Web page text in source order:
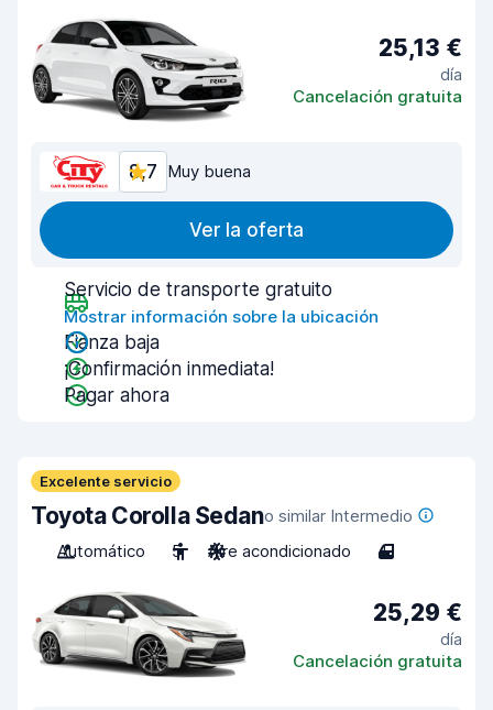
25,13 €
día
Cancelación gratuita
8,7 Muy buena
Ver la oferta
Servicio de transporte gratuito
Mostrar información sobre la ubicación
Fianza baja
¡Confirmación inmediata!
Pagar ahora
Excelente servicio
Toyota Corolla Sedano similar Intermedio
Automático
5 Aire acondicionado 4
25,29 €
día
Cancelación gratuita